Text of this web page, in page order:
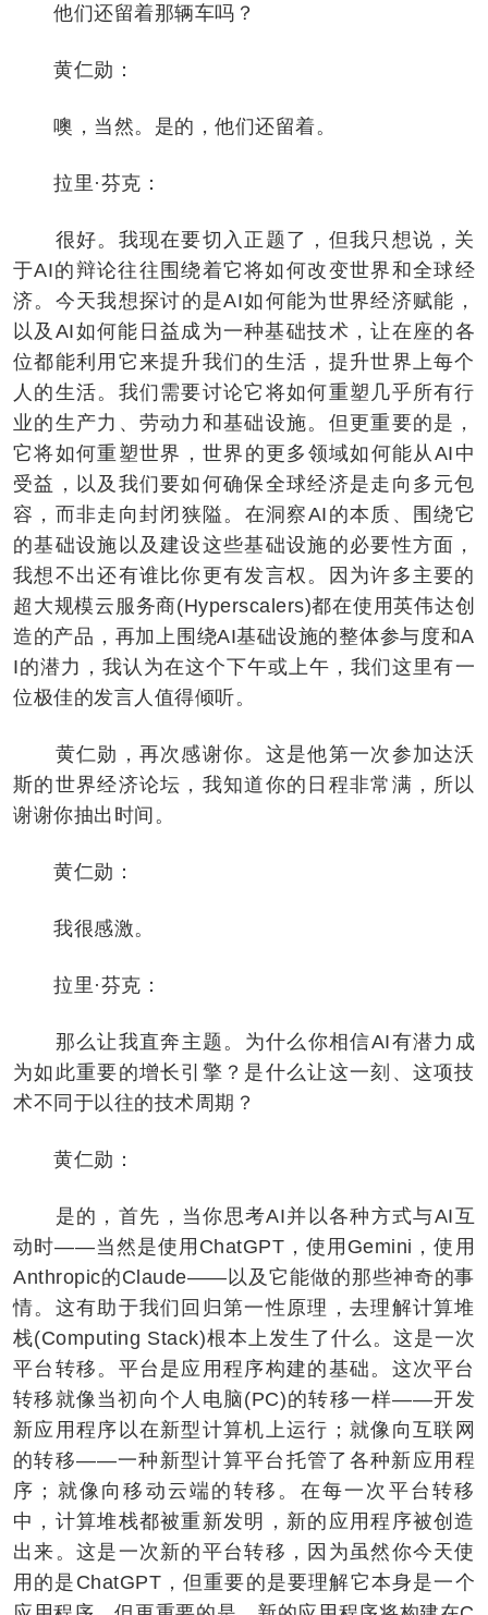
他们还留着那辆车吗？
黄仁勋：
噢，当然。是的，他们还留着。
拉里·芬克：
很好。我现在要切入正题了，但我只想说，关
于AI的辩论往往围绕着它将如何改变世界和全球经
济。今天我想探讨的是AI如何能为世界经济赋能，
以及AI如何能日益成为一种基础技术，让在座的各
位都能利用它来提升我们的生活，提升世界上每个
人的生活。我们需要讨论它将如何重塑几乎所有行
业的生产力、劳动力和基础设施。但更重要的是，
它将如何重塑世界，世界的更多领域如何能从AI中
受益，以及我们要如何确保全球经济是走向多元包
容，而非走向封闭狭隘。在洞察AI的本质、围绕它
的基础设施以及建设这些基础设施的必要性方面，
我想不出还有谁比你更有发言权。因为许多主要的
超大规模云服务商(Hyperscalers)都在使用英伟达创
造的产品，再加上围绕AI基础设施的整体参与度和A
I的潜力，我认为在这个下午或上午，我们这里有一
位极佳的发言人值得倾听。
黄仁勋，再次感谢你。这是他第一次参加达沃
斯的世界经济论坛，我知道你的日程非常满，所以
谢谢你抽出时间。
黄仁勋：
我很感激。
拉里·芬克：
那么让我直奔主题。为什么你相信AI有潜力成
为如此重要的增长引擎？是什么让这一刻、这项技
术不同于以往的技术周期？
黄仁勋：
是的，首先，当你思考AI并以各种方式与AI互
动时——当然是使用ChatGPT，使用Gemini，使用
Anthropic的Claude——以及它能做的那些神奇的事
情。这有助于我们回归第一性原理，去理解计算堆
栈(Computing Stack)根本上发生了什么。这是一次
平台转移。平台是应用程序构建的基础。这次平台
转移就像当初向个人电脑(PC)的转移一样——开发
新应用程序以在新型计算机上运行；就像向互联网
的转移——一种新型计算平台托管了各种新应用程
序；就像向移动云端的转移。在每一次平台转移
中，计算堆栈都被重新发明，新的应用程序被创造
出来。这是一次新的平台转移，因为虽然你今天使
用的是ChatGPT，但重要的是要理解它本身是一个